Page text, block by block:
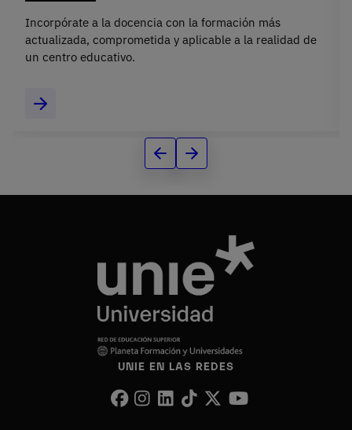
Incorpórate a la docencia con la formación más
actualizada, comprometida y aplicable a la realidad de
un centro educativo.
UNIE EN LAS REDES